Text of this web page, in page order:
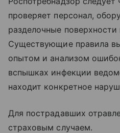
проверяет персонал,
разделочные
Существующие правила
опытом и анализом
вспышках инфекции
находит конкретное
Для пострадавших
страховым случаем.